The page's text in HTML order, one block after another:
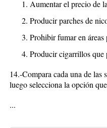
Aumentar el precio de
Producir parches de
Prohibir fumar en áreas
Producir cigarrillos que
14.-Compara cada una de
luego selecciona la opción
...